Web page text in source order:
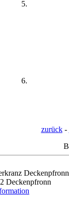
zurück-
Deckenpfronn